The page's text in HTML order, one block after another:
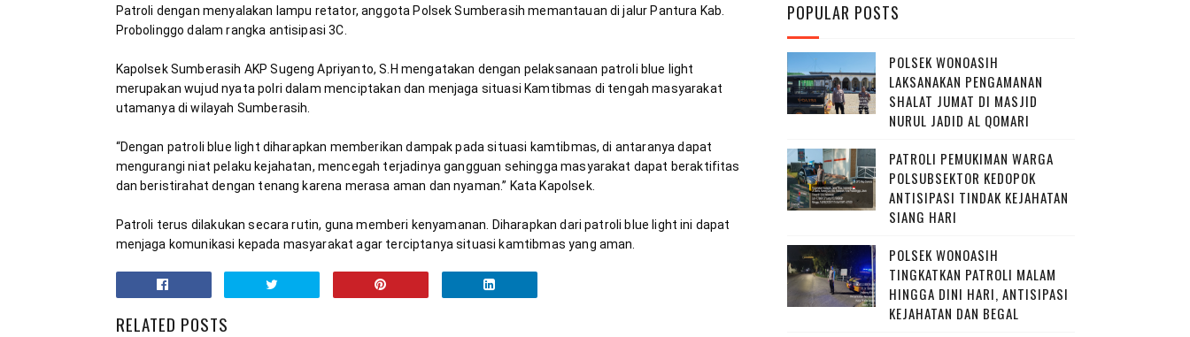
Patroli dengan menyalakan lampu retator, anggota Polsek Sumberasih memantauan di jalur Pantura Kab.
Kapolsek Sumberasih AKP Sugeng Apriyanto, S.H mengatakan dengan pelaksanaan patroli blue light
merupakan wujud nyata polri dalam menciptakan dan menjaga situasi Kamtibmas di tengah masyarakat
“Dengan patroli blue light diharapkan memberikan dampak pada situasi kamtibmas, di antaranya dapat
mengurangi niat pelaku kejahatan, mencegah terjadinya gangguan sehingga masyarakat dapat beraktifitas
Patroli terus dilakukan secara rutin, guna memberi kenyamanan. Diharapkan dari patroli blue light ini dapat
menjaga komunikasi kepada masyarakat agar terciptanya situasi kamtibmas yang aman.
RELATED POSTS
POPULAR POSTS
POLSEK WONOASIH
LAKSANAKAN PENGAMANAN
SHALAT JUMAT DI MASJID
NURUL JADID AL QOMARI
PATROLI PEMUKIMAN WARGA
POLSUBSEKTOR KEDOPOK
ANTISIPASI TINDAK KEJAHATAN
SIANG HARI
POLSEK WONOASIH
TINGKATKAN PATROLI MALAM
HINGGA DINI HARI, ANTISIPASI
KEJAHATAN DAN BEGAL